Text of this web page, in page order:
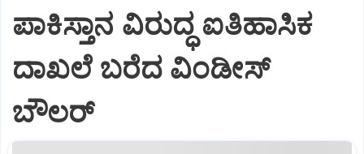
ಪಾಕಿಸ್ತಾನ ವಿರುದ್ಧ ಐತಿಹಾಸಿಕ
ದಾಖಲೆ ಬರೆದ ವಿಂಡೀಸ್‌
ಬೌಲರ್